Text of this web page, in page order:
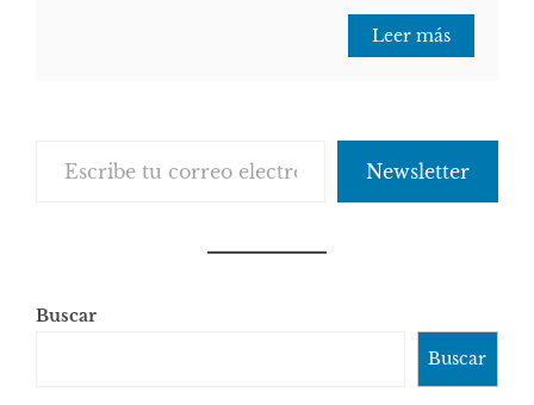
Leer más
Newsletter
Buscar
Buscar